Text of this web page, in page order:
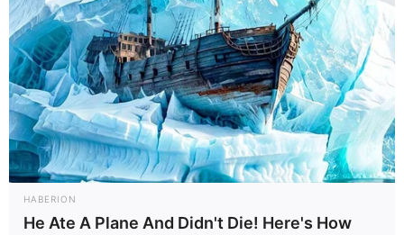
iniciar el legrado. Vea cómo es larecuperación y los
cuidados necesarios después de un legrado.
HABERION
He Ate A Plane And Didn't Die! Here's How